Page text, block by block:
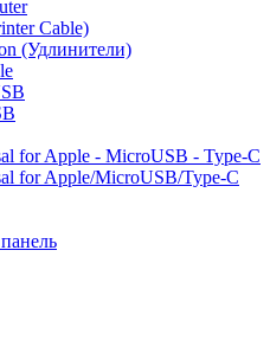
Cable)
(Удлинители)
for Apple - MicroUSB - Type-C
for Apple/MicroUSB/Type-C